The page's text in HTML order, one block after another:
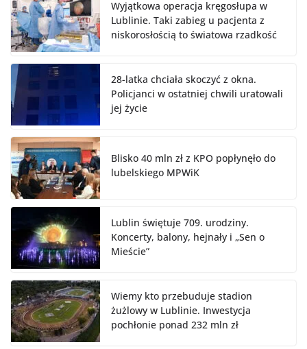
Wyjątkowa operacja kręgosłupa w
Lublinie. Taki zabieg u pacjenta z
niskorosłością to światowa rzadkość
28-latka chciała skoczyć z okna.
Policjanci w ostatniej chwili uratowali
jej życie
Blisko 40 mln zł z KPO popłynęło do
lubelskiego MPWiK
Lublin świętuje 709. urodziny.
Koncerty, balony, hejnały i „Sen o
Mieście”
Wiemy kto przebuduje stadion
żużlowy w Lublinie. Inwestycja
pochłonie ponad 232 mln zł